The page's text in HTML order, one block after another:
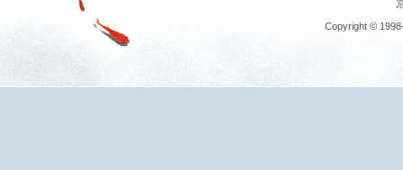
Copyright ©